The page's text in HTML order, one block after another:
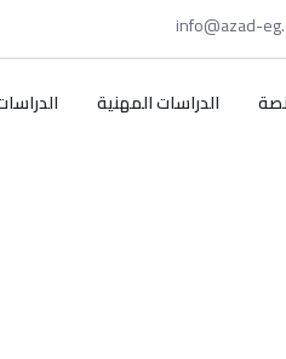
الدراسات المهنية